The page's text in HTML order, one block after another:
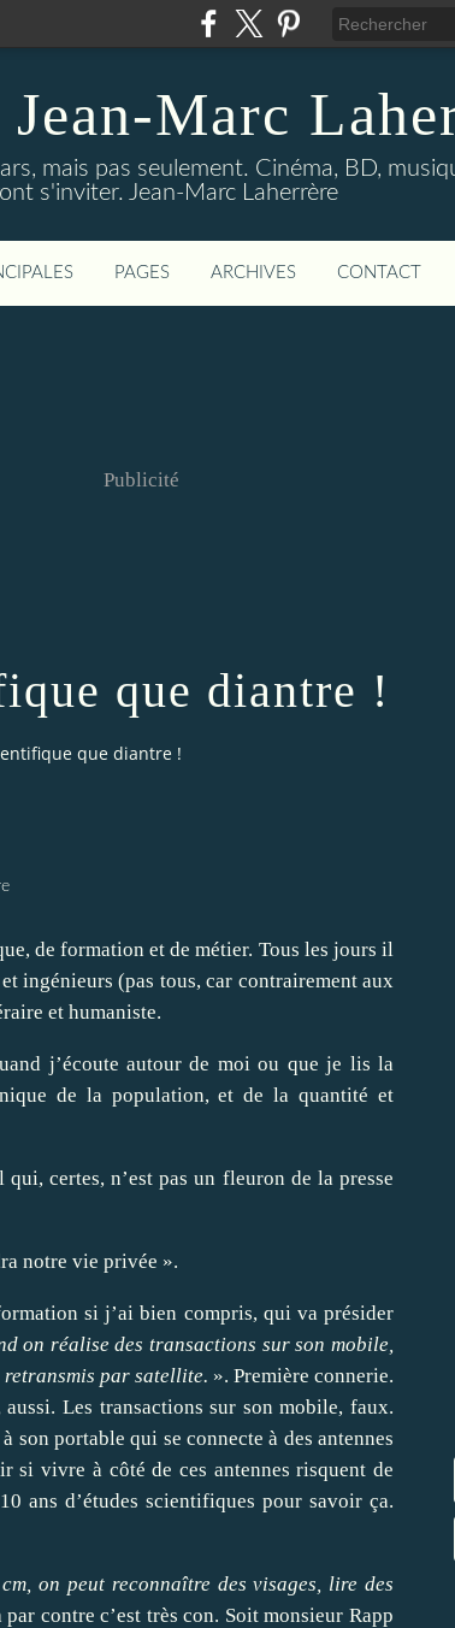
Marc
mais pas seulement. Cinéma, BD,
s'inviter. Jean-Marc Laherrère
PAGES ARCHIVES CONTACT
Publicité
que diantre !
que diantre !
de formation et de métier. Tous les jours il
ingénieurs (pas tous, car contrairement aux
et humaniste.
j’écoute autour de moi ou que je lis la
de la population, et de la quantité et
certes, n’est pas un fleuron de la presse
notre vie privée ».
si j’ai bien compris, qui va présider
on réalise des transactions sur son mobile,
retransmis par satellite. ». Première connerie.
Les transactions sur son mobile, faux.
son portable qui se connecte à des antennes
si vivre à côté de ces antennes risquent de
ans d’études scientifiques pour savoir ça.
on peut reconnaître des visages, lire des
contre c’est très con. Soit monsieur Rapp